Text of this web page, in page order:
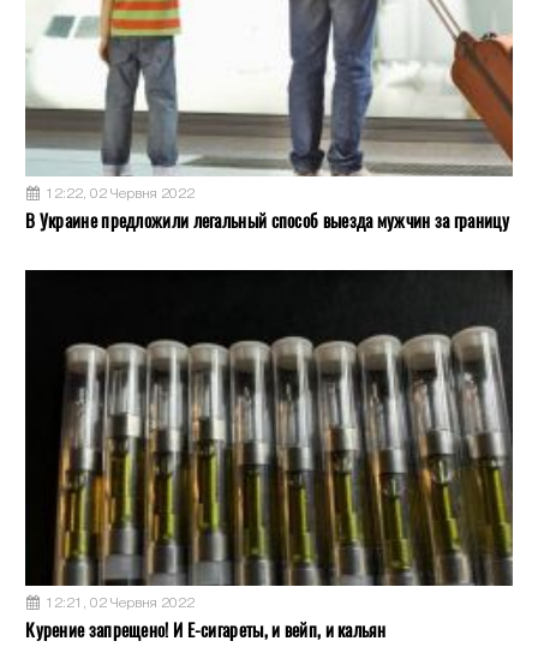
12:22, 02 Червня 2022
В Украине предложили легальный способ выезда мужчин за границу
12:21, 02 Червня 2022
Курение запрещено! И Е-сигареты, и вейп, и кальян